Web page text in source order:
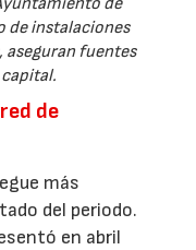
de instalaciones
aseguran fuentes
de
más
del periodo.
en abril